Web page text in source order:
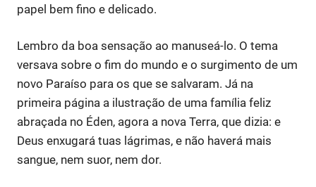
papel bem fino e delicado.
Lembro da boa sensação ao manuseá-lo. O tema
versava sobre o fim do mundo e o surgimento de um
novo Paraíso para os que se salvaram. Já na
primeira página a ilustração de uma família feliz
abraçada no Éden, agora a nova Terra, que dizia: e
Deus enxugará tuas lágrimas, e não haverá mais
sangue, nem suor, nem dor.